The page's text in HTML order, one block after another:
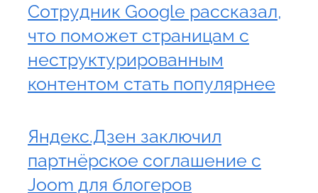
Сотрудник Google рассказал,
что поможет страницам с
неструктурированным
контентом стать популярнее
Яндекс.Дзен заключил
партнёрское соглашение с
Joom для блогеров